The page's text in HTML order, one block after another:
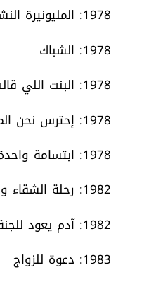
1978: المليونيرة النشالة
1978: الشباك
1978: البنت اللي قالت لا
1978: إحترس نحن المجانين
1978: ابتسامة واحدة تكفي
1982: رحلة الشقاء والحب
1982: آدم يعود للجنة
1983: دعوة للزواج